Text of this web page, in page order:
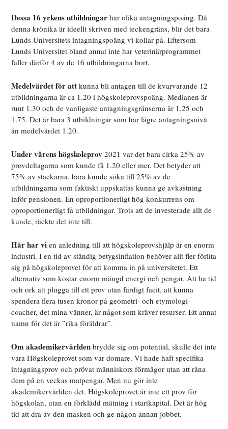
Dessa 16 yrkens utbildningarhar olika antagningspoäng. Då
denna krönika är ideellt skriven med teckengräns, blir det bara
Lunds Universitets intagningspoäng vi kollar på. Eftersom
Lunds Universitet bland annat inte har veterinärprogrammet
faller därför 4 av de 16 utbildningarna bort.
Medelvärdet för attkunna bli antagen till de kvarvarande 12
utbildningarna är ca 1.20 i högskoleprovspoäng. Medianen är
runt 1.30 och de vanligaste antagningsgränserna är 1.25 och
1.75. Det är bara 3 utbildningar som har lägre antagningsnivå
än medelvärdet 1.20.
Under vårens högskoleprov 2021 var det bara cirka 25% av
provdeltagarna som kunde få 1.20 eller mer. Det betyder att
75% av stackarna, bara kunde söka till 25% av de
utbildningarna som faktiskt uppskattas kunna ge avkastning
inför pensionen. En oproportionerligt hög konkurrens om
oproportionerligt få utbildningar. Trots att de investerade allt de
kunde, räckte det inte till.
Här har vi en anledning till att högskoleprovshjälp är en enorm
industri. I en tid av ständig betygsinflation behöver allt fler förlita
sig på högskoleprovet för att komma in på universitetet. Ett
alternativ som kostar enorm mängd energi och pengar. Att ha tid
och ork att plugga till ett prov utan färdigt facit, att kunna
spendera flera tusen kronor på geometri- och etymologi-
coacher, det mina vänner, är något som kräver resurser. Ett annat
namn för det är ”rika föräldrar”.
Om akademikervärlden brydde sig om potential, skulle det inte
vara Högskoleprovet som var domare. Vi hade haft specifika
intagningsprov och prövat människors förmågor utan att råna
dem på en veckas matpengar. Men nu gör inte
akademikervärlden det. Högskoleprovet är inte ett prov för
högskolan, utan en förklädd mätning i startkapital. Det är hög
tid att dra av den masken och ge någon annan jobbet.